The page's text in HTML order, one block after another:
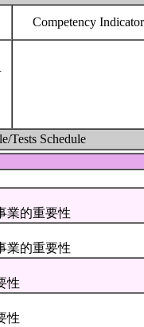
Competency
Tests Schedule
業的重要性
業的重要性
性
性